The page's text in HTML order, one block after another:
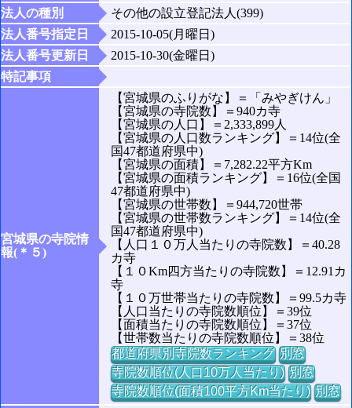
法人の種別
その他の設立登記法人(399)
法人番号指定日
2015-10-05(月曜日)
法人番号更新日
2015-10-30(金曜日)
特記事項
宮城県の寺院情
報(＊５)
【宮城県のふりがな】＝「みやぎけん」
【宮城県の寺院数】＝940カ寺
【宮城県の人口】＝2,333,899人
【宮城県の人口数ランキング】＝14位(全
国47都道府県中)
【宮城県の面積】＝7,282.22平方Km
【宮城県の面積ランキング】＝16位(全国
47都道府県中)
【宮城県の世帯数】＝944,720世帯
【宮城県の世帯数ランキング】＝14位(全
国47都道府県中)
【人口１０万人当たりの寺院数】＝40.28
カ寺
【１０Km四方当たりの寺院数】＝12.91カ
寺
【１０万世帯当たりの寺院数】＝99.5カ寺
【人口当たりの寺院数順位】＝39位
【面積当たりの寺院数順位】＝37位
【世帯数当たりの寺院数順位】＝38位
都道府県別寺院数ランキング 別窓
寺院数順位(人口10万人当たり) 別窓
寺院数順位(面積100平方Km当たり) 別窓